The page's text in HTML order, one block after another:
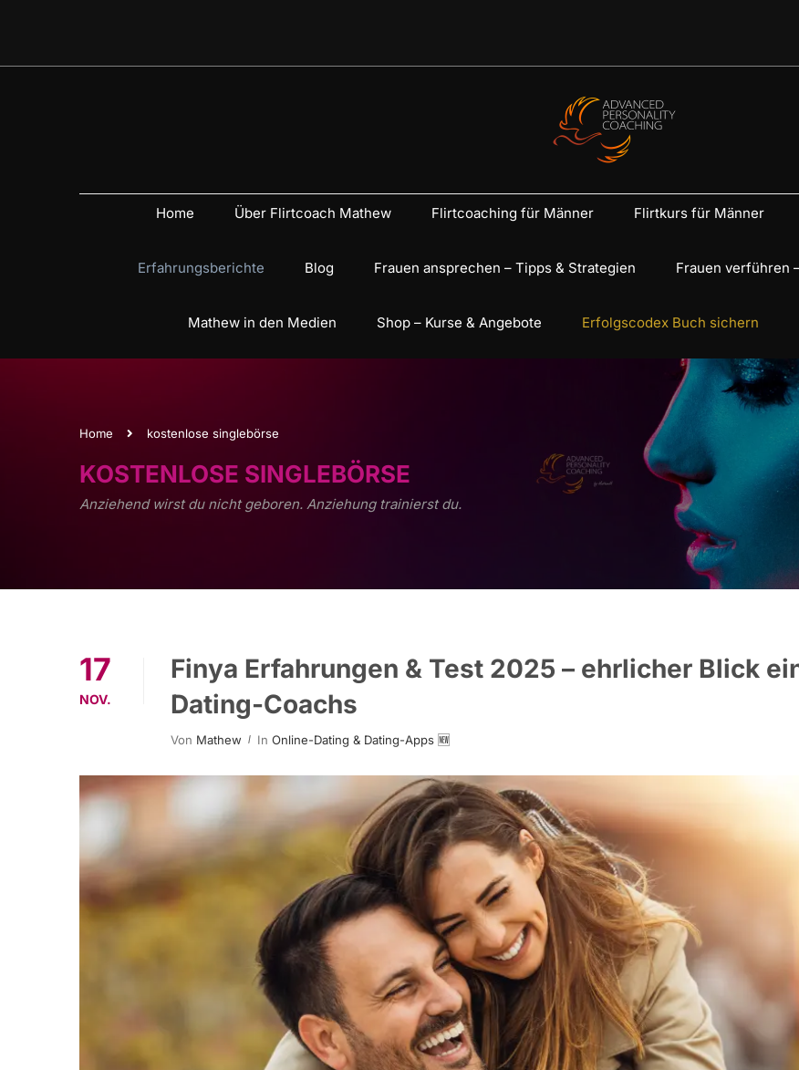
Home Über Flirtcoach Mathew Flirtcoaching für Männer Flirtkurs für Männer
Erfahrungsberichte Blog Frauen ansprechen – Tipps & Strategien Frauen verführen
Mathew in den Medien Shop – Kurse & Angebote Erfolgscodex Buch sichern
Home kostenlose singlebörse
KOSTENLOSE SINGLEBÖRSE
Anziehend wirst du nicht geboren. Anziehung trainierst du.
17
NOV.
Finya Erfahrungen & Test 2025 – ehrlicher Blick
Dating-Coachs
Von Mathew In Online-Dating & Dating-Apps 🆕